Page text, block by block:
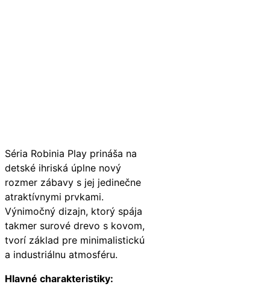
Séria Robinia Play prináša na
detské ihriská úplne nový
rozmer zábavy s jej jedinečne
atraktívnymi prvkami.
Výnimočný dizajn, ktorý spája
takmer surové drevo s kovom,
tvorí základ pre minimalistickú
a industriálnu atmosféru.
Hlavné charakteristiky: